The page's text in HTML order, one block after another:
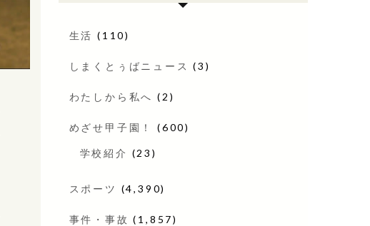
生活 (110)
しまくとぅばニュース (3)
わたしから私へ (2)
めざせ甲子園！ (600)
学校紹介 (23)
スポーツ (4,390)
事件・事故 (1,857)